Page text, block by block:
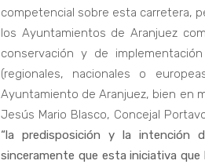
competencial sobre esta carretera,
los Ayuntamientos de Aranjuez
conservación y de
(regionales, nacionales o
Ayuntamiento de Aranjuez, bien en
Jesús Mario Blasco, Concejal
“la predisposición y la intención
sinceramente que esta iniciativa